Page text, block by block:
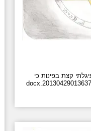
קצת בפינות כי